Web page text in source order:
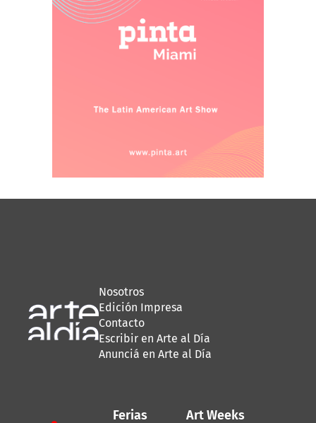
Nosotros
Edición Impresa
Contacto
Escribir en Arte al Día
Anunciá en Arte al Día
Ferias Art Weeks